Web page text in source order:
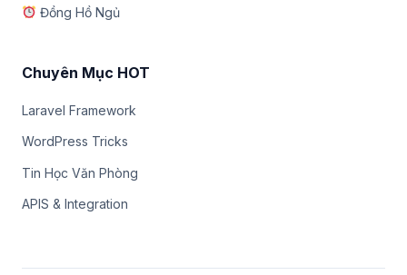
Đồng Hồ Ngủ
Chuyên Mục HOT
Laravel Framework
WordPress Tricks
Tin Học Văn Phòng
APIS & Integration